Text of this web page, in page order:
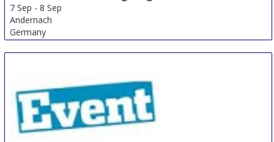
7 Sep -8 Sep
Andernach
Germany